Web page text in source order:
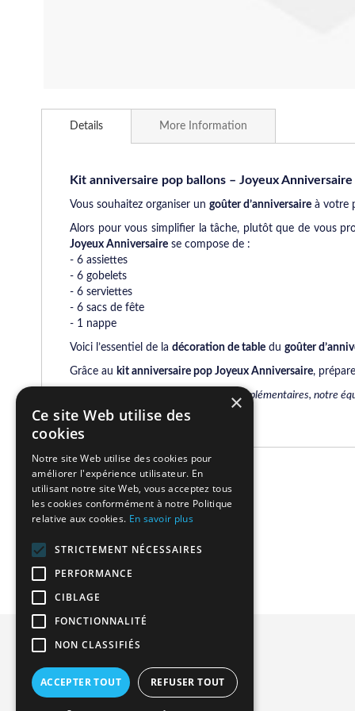
to
Details
Kit anniversaire pop ballons – Joyeux Anniversaire
Vous souhaitez organiser un goûter d’anniversaire à votre
Alors pour vous simplifier la tâche, plutôt que de vous
Joyeux Anniversaire se compose de :
- 6 assiettes
- 6 gobelets
- 6 serviettes
- 6 sacs de fête
- 1 nappe
Voici l’essentiel de la décoration de table du goûter
Grâce au kit anniversaire pop Joyeux Anniversaire,
Pour des questions ou informations complémentaires, notre
More Information
Related Products
Privacy and Cookie Policy
Orders and Returns
×
Ce site Web utilise des
cookies
Notre site Web utilise des cookies pour
améliorer l'expérience utilisateur. En
utilisant notre site Web, vous acceptez tous
les cookies conformément à notre Politique
relative aux cookies. En savoir plus
STRICTEMENT NÉCESSAIRES
PERFORMANCE
CIBLAGE
FONCTIONNALITÉ
NON CLASSIFIÉS
ACCEPTER TOUT REFUSER TOUT